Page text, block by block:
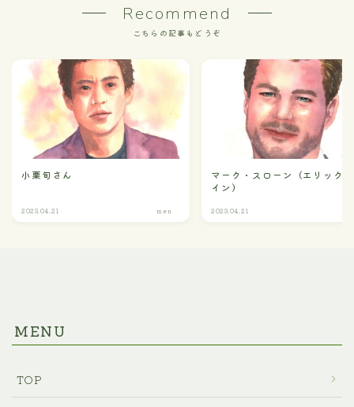
Recommend
こちらの記事もどうぞ
小栗旬さん
2023.04.21 men
マーク・スローン（エリック
イン）
2023.04.21
MENU
TOP